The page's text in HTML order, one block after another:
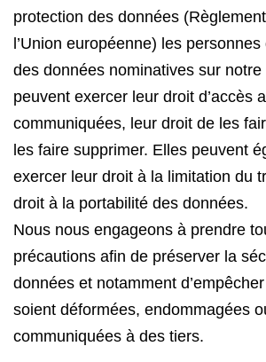
protection des données
l’Union européenne) les
des données nominatives sur notre
peuvent exercer leur droit d’accès
communiquées, leur droit de les
les faire supprimer. Elles peuvent
exercer leur droit à la limitation du
droit à la portabilité des données.
Nous nous engageons à prendre
précautions afin de préserver la
données et notamment
soient déformées, endommagées
communiquées à des tiers.